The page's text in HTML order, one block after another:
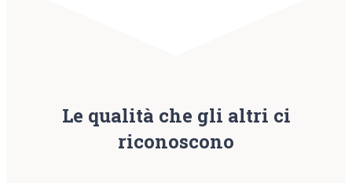
Le qualità che gli altri ci
riconoscono